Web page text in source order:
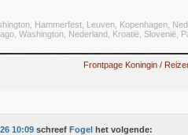
Hammerfest, Leuven, Kopenhagen,
Washington, Nederland, Kroatië, Slovenië,
Frontpage Koningin /
10:09 schreef Fogel het volgende: